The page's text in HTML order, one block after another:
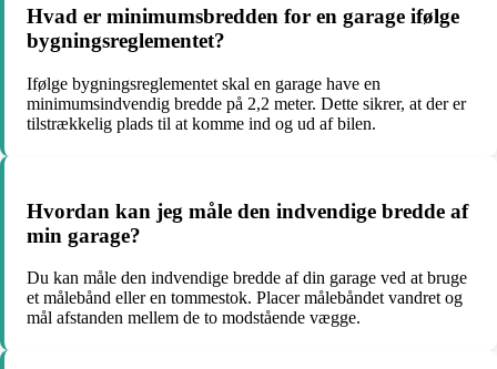
Hvad er minimumsbredden for en garage ifølge
bygningsreglementet?
Ifølge bygningsreglementet skal en garage have en
minimumsindvendig bredde på 2,2 meter. Dette sikrer, at der er
tilstrækkelig plads til at komme ind og ud af bilen.
Hvordan kan jeg måle den indvendige bredde af
min garage?
Du kan måle den indvendige bredde af din garage ved at bruge
et målebånd eller en tommestok. Placer målebåndet vandret og
mål afstanden mellem de to modstående vægge.